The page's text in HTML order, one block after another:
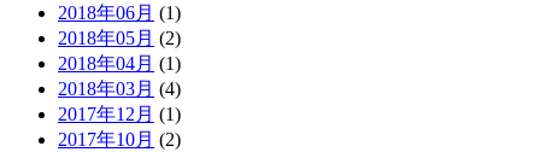
2018年06月 (1)
2018年05月 (2)
2018年04月 (1)
2018年03月 (4)
2017年12月 (1)
2017年10月 (2)